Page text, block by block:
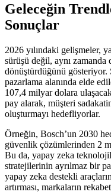
Geleceğin
Sonuçlar
2026 yılındaki gelişmeler,
sürüşü değil, aynı
dönüştürdüğünü gösteriyor.
pazarlama alanında elde
107,4 milyar dolara
pay alarak, müşteri
oluşturmayı hedefliyorlar.
Örneğin, Bosch’un 2030
güvenlik çözümlerinden 2
Bu da, yapay zeka
stratejilerinin ayrılmaz bir
yapay zeka destekli
artırması, markaların